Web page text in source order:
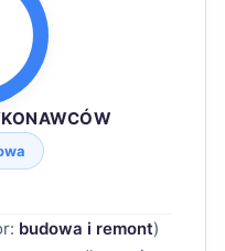
budowa i remont)